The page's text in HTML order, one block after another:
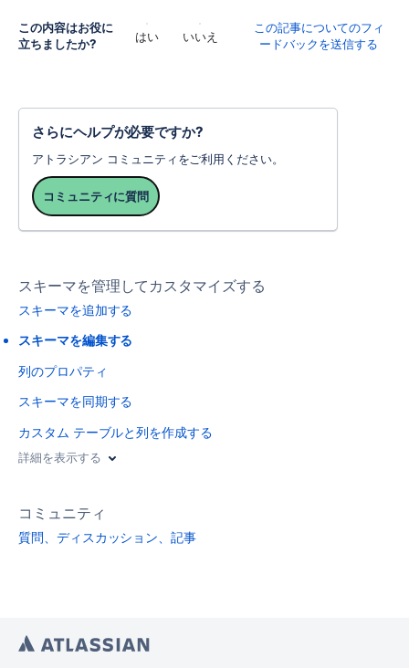
この内容はお役に
立ちましたか?
はい いいえ
この記事についてのフィ
ードバックを送信する
さらにヘルプが必要ですか?
アトラシアン コミュニティをご利用ください。
コミュニティに質問
スキーマを管理してカスタマイズする
スキーマを追加する
スキーマを編集する
列のプロパティ
スキーマを同期する
カスタム テーブルと列を作成する
詳細を表示する
コミュニティ
質問、ディスカッション、記事